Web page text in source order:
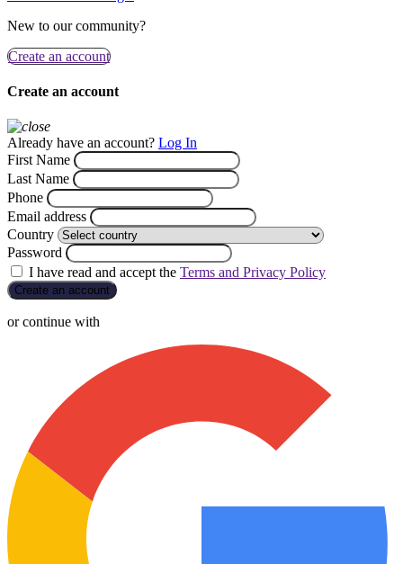
New to our community?
Create an account
Create an account
Already have an account? Log In
First Name
Last Name
Phone
Email address
Country
Password
I have read and accept the Terms and Privacy Policy
Create an account
or continue with